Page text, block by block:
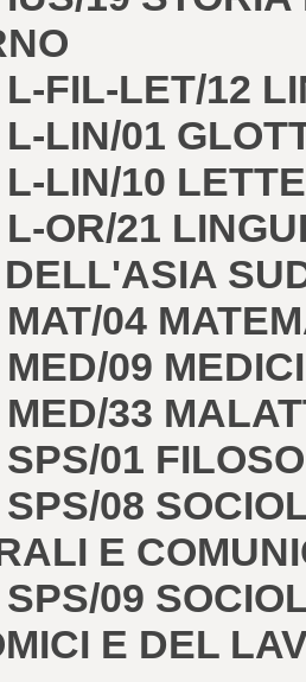
FIL-LET/12
LIN/01
LIN/10
OR/21
04
09
33
01
08
E
09
E DEL